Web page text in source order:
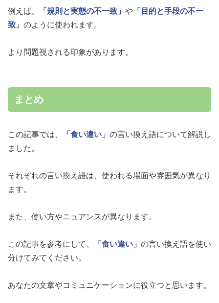
例えば、 「規則と実態の不一致」 や 「目的と手段の不一
致」 のように使われます。
より問題視される印象があります。
まとめ
この記事では、 「食い違い」 の言い換え語について解説し
ました。
それぞれの言い換え語は、使われる場面や雰囲気が異なり
ます。
また、使い方やニュアンスが異なります。
この記事を参考にして、 「食い違い」 の言い換え語を使い
分けてみてください。
あなたの文章やコミュニケーションに役立つと思います。